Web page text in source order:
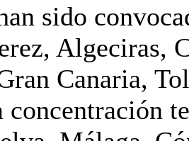
sido
Algeciras,
Canaria,